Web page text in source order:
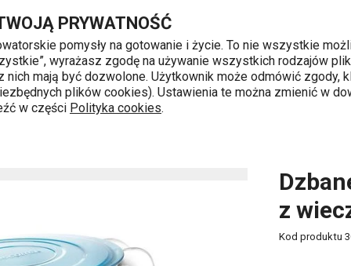
PRYWATNOŚĆ
pomysły na gotowanie i życie. To nie wszystkie
wyrażasz zgodę na używanie wszystkich rodzajów
mają być dozwolone. Użytkownik może odmówić zgody,
plików cookies). Ustawienia te można zmienić w
w części Polityka cookies.
Przejdź do głównej zawartości
Przejdź do wyszukiwania
Przejdź do nawigacji
od 8 do 16
z
Kod produktu